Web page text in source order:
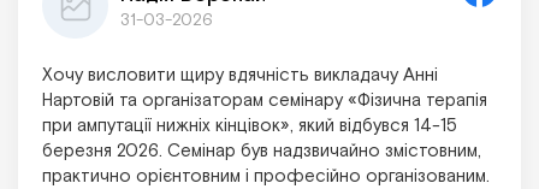
31-03-2026
Хочу висловити щиру вдячність викладачу Анні
Нартовій та організаторам семінару «Фізична терапія
при ампутації нижніх кінцівок», який відбувся 14-15
березня 2026. Семінар був надзвичайно змістовним,
практично орієнтовним і професійно організованим.